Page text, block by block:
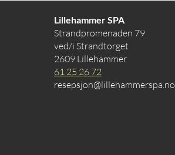
Lillehammer SPA
Strandpromenaden 79
ved/i Strandtorget
2609 Lillehammer
61 25 26 72
resepsjon@lillehammerspa.no